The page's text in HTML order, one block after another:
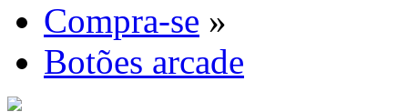
Compra-se »
Botões arcade